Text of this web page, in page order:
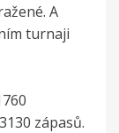
A
turnaji
zápasů.